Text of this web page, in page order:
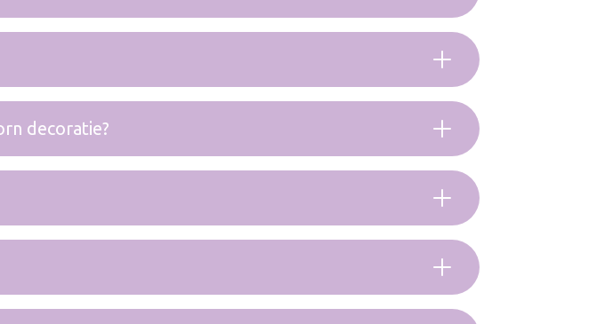
decoratie?